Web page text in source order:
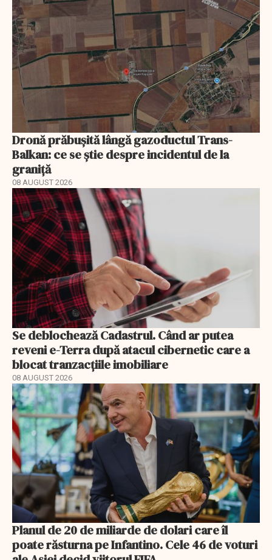
Dronă prăbușită lângă gazoductul Trans-
Balkan: ce se știe despre incidentul de la
graniță
08 AUGUST 2026
Se deblochează Cadastrul. Când ar putea
reveni e-Terra după atacul cibernetic care a
blocat tranzacțiile imobiliare
08 AUGUST 2026
Planul de 20 de miliarde de dolari care îl
poate răsturna pe Infantino. Cele 46 de voturi